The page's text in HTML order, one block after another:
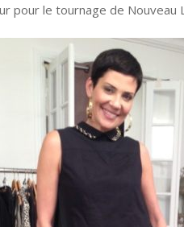
pour le tournage de Nouveau